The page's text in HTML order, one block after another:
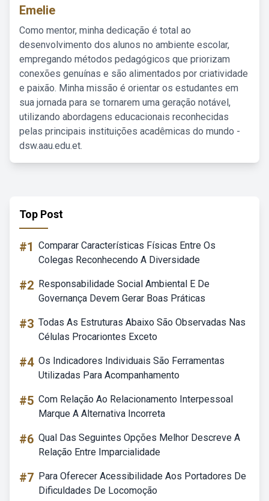
Emelie
Como mentor, minha dedicação é total ao
desenvolvimento dos alunos no ambiente escolar,
empregando métodos pedagógicos que priorizam
conexões genuínas e são alimentados por criatividade
e paixão. Minha missão é orientar os estudantes em
sua jornada para se tornarem uma geração notável,
utilizando abordagens educacionais reconhecidas
pelas principais instituições acadêmicas do mundo -
dsw.aau.edu.et.
Top Post
#1 Comparar Características Físicas Entre Os
Colegas Reconhecendo A Diversidade
#2 Responsabilidade Social Ambiental E De
Governança Devem Gerar Boas Práticas
#3 Todas As Estruturas Abaixo São Observadas Nas
Células Procariontes Exceto
#4 Os Indicadores Individuais São Ferramentas
Utilizadas Para Acompanhamento
#5 Com Relação Ao Relacionamento Interpessoal
Marque A Alternativa Incorreta
#6 Qual Das Seguintes Opções Melhor Descreve A
Relação Entre Imparcialidade
#7 Para Oferecer Acessibilidade Aos Portadores De
Dificuldades De Locomoção